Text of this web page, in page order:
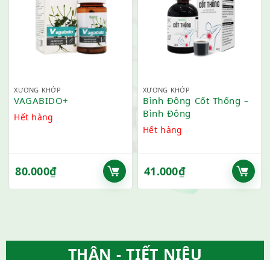
XƯƠNG KHỚP
VAGABIDO+
Hết hàng
80.000₫
XƯƠNG KHỚP
Bình Đông Cốt Thống –
Bình Đông
Hết hàng
41.000₫
THẬN - TIẾT NIỆU